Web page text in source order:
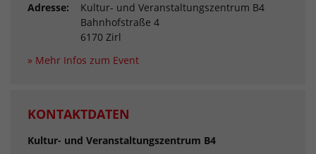
Adresse:
Kultur- und Veranstaltungszentrum B4
Bahnhofstraße 4
6170 Zirl
» Mehr Infos zum Event
KONTAKTDATEN
Kultur- und Veranstaltungszentrum B4